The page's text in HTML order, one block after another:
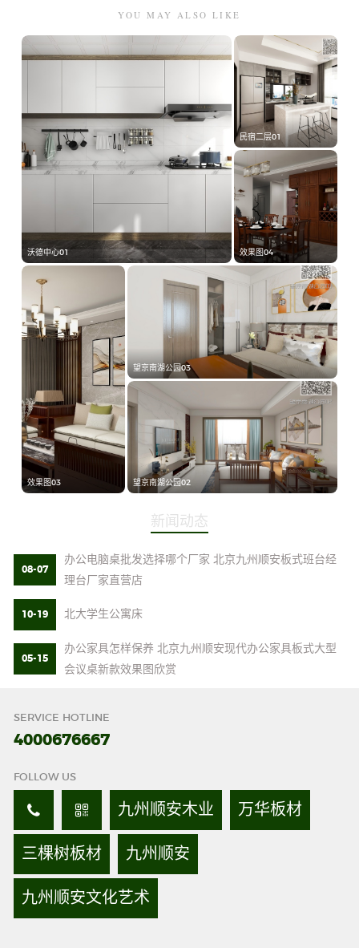
YOU MAY ALSO LIKE
沃德中心01
民宿二层01
效果图04
效果图03
望京南湖公园03
望京南湖公园02
新闻动态
08-07
办公电脑桌批发选择哪个厂家 北京九州顺安板式班台经
理台厂家直营店
10-19 北大学生公寓床
05-15
办公家具怎样保养 北京九州顺安现代办公家具板式大型
会议桌新款效果图欣赏
SERVICE HOTLINE
4000676667
FOLLOW US
九州顺安木业 万华板材
三棵树板材 九州顺安
九州顺安文化艺术